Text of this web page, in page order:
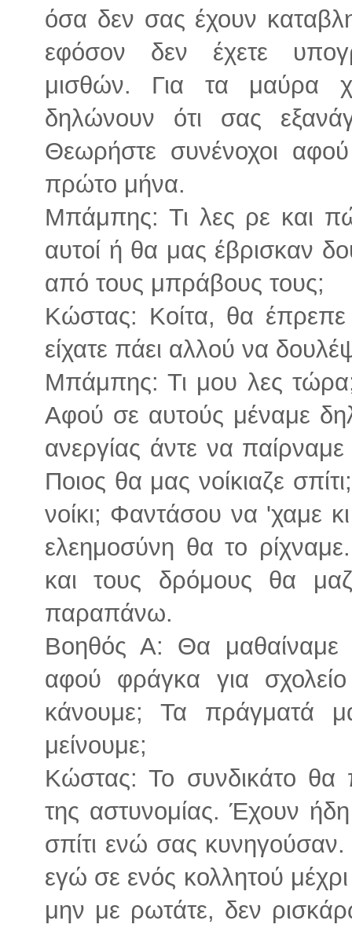
όσα δεν σας έχουν
εφόσον δεν έχετε
μισθών. Για τα μαύρα
δηλώνουν ότι σας
Θεωρήστε συνένοχοι
πρώτο μήνα.
Μπάμπης: Τι λες ρε και
αυτοί ή θα μας έβρισκαν
από τους μπράβους τους;
Κώστας: Κοίτα, θα έπρεπε
είχατε πάει αλλού να
Μπάμπης: Τι μου λες
Αφού σε αυτούς μέναμε
ανεργίας άντε να
Ποιος θα μας νοίκιαζε
νοίκι; Φαντάσου να 'χαμε
ελεημοσύνη θα το
και τους δρόμους θα
παραπάνω.
Βοηθός Α: Θα μαθαίναμε
αφού φράγκα για
κάνουμε; Τα πράγματά
μείνουμε;
Κώστας: Το συνδικάτο
της αστυνομίας. Έχουν
σπίτι ενώ σας
εγώ σε ενός κολλητού
μην με ρωτάτε, δεν